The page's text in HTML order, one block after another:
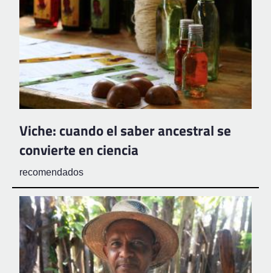
Viche: cuando el saber ancestral se
convierte en ciencia
recomendados